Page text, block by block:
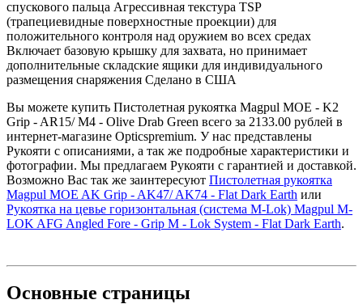
спускового пальца Агрессивная текстура TSP
(трапециевидные поверхностные проекции) для
положительного контроля над оружием во всех средах
Включает базовую крышку для захвата, но принимает
дополнительные складские ящики для индивидуального
размещения снаряжения Сделано в США
Вы можете купить Пистолетная рукоятка Magpul MOE - K2
Grip - AR15/ M4 - Olive Drab Green всего за 2133.00 рублей в
интернет-магазине Opticspremium. У нас представлены
Рукояти с описаниями, а так же подробные характеристики и
фотографии. Мы предлагаем Рукояти с гарантией и доставкой.
Возможно Вас так же заинтересуют Пистолетная рукоятка
Magpul MOE AK Grip - AK47/ AK74 - Flat Dark Earth или
Рукоятка на цевье горизонтальная (система M-Lok) Magpul M-
LOK AFG Angled Fore - Grip M - Lok System - Flat Dark Earth.
Основные страницы